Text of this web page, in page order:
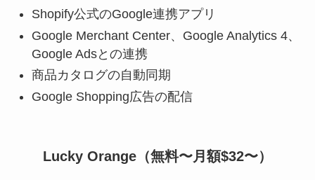
Shopify公式のGoogle連携アプリ
Google Merchant Center、Google Analytics 4、
Google Adsとの連携
商品カタログの自動同期
Google Shopping広告の配信
Lucky Orange（無料〜月額$32〜）